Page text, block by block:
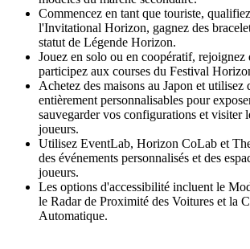
Commencez en tant que touriste,
l'Invitational Horizon, gagnez des
statut de Légende Horizon.
Jouez en solo ou en coopératif, rejoignez
participez aux courses du Festival
Achetez des maisons au Japon et utilisez
entièrement personnalisables pour
sauvegarder vos configurations et visiter
joueurs.
Utilisez EventLab, Horizon CoLab et
des événements personnalisés et des
joueurs.
Les options d'accessibilité incluent le
le Radar de Proximité des Voitures et la
Automatique.